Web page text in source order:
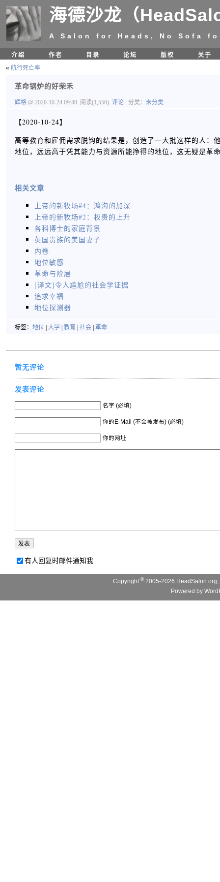
海德沙龙（
A Salon for Heads, No Sofa
介绍 作者 目录 论坛 版权
关于
« 航行死亡率
革命锅炉的好柴禾
辉格 @ 2020-10-24 09:48 阅读(1,556) 评论 分类： 未分类
【2020-10-24】
高等教育和雇佣需求脱钩的结果是，创造了一大批这样的人：
地位，远远高于凭其能力与资源所能挣得的地位，这无疑是革
相关文章
上帝的新牧场#4：鸿沟的加深
上帝的新牧场#2：权贵的上升
各科博士的家庭背景
英国贵族的美国妻子
内卷
地位敏感
革命与阶层
[译文]令人尴尬的社会学证据
追求幸福
地位探测器
标签： 地位 大学 教育 社会 革命
暂无评论
发表评论
名字 (必填)
你的E-Mail (不会被发布) (必填)
你的网址
有人回复时邮件通知我
Copyright© 2005-2026
Powered by